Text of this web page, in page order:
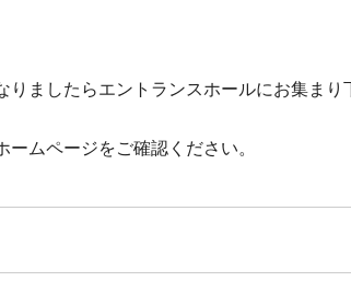
りましたらエントランスホールにお集まり
ムページをご確認ください。